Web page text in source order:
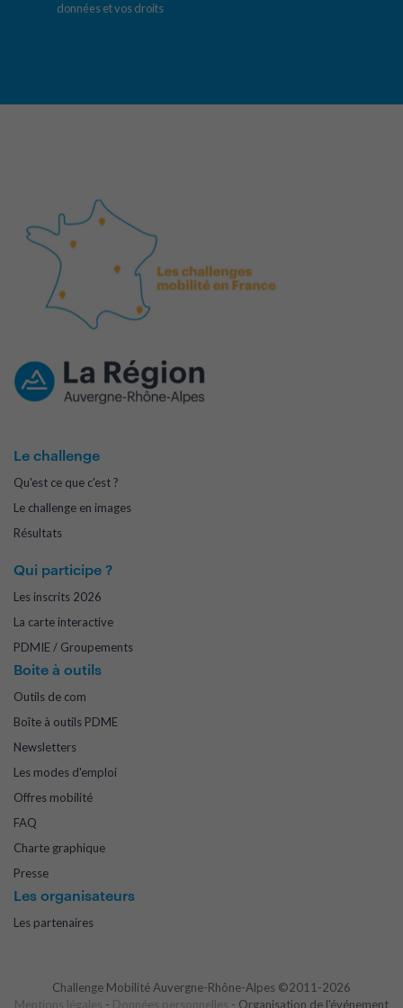
données et vos droits
Le challenge
Qu'est ce que c'est ?
Le challenge en images
Résultats
Qui participe ?
Les inscrits 2026
La carte interactive
PDMIE / Groupements
Boite à outils
Outils de com
Boîte à outils PDME
Newsletters
Les modes d'emploi
Offres mobilité
FAQ
Charte graphique
Presse
Les organisateurs
Les partenaires
Challenge Mobilité Auvergne-Rhône-Alpes ©2011-2026
Mentions légales - Données personnelles - Organisation de l'événement